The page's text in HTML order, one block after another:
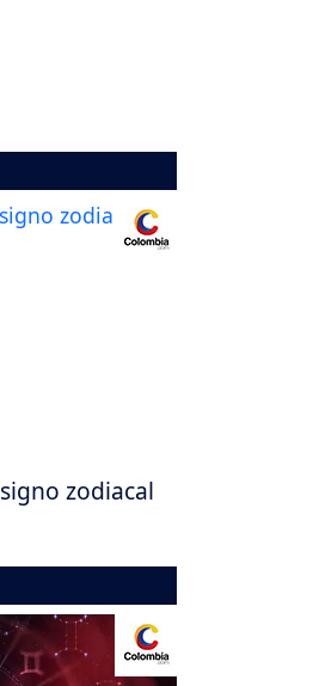
zodiacal